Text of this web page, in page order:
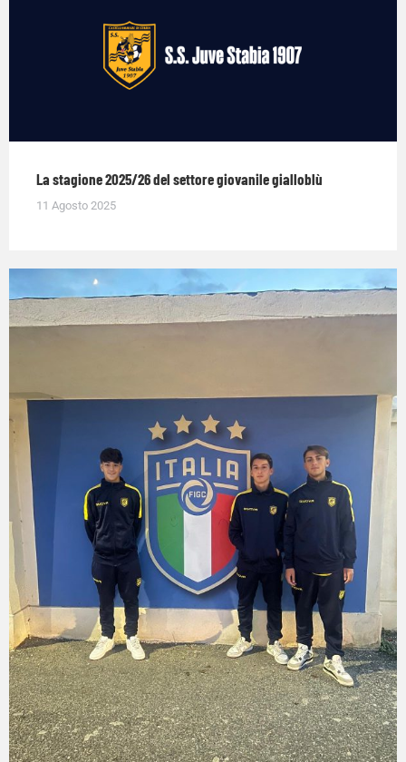
La stagione 2025/26 del settore giovanile gialloblù
11 Agosto 2025